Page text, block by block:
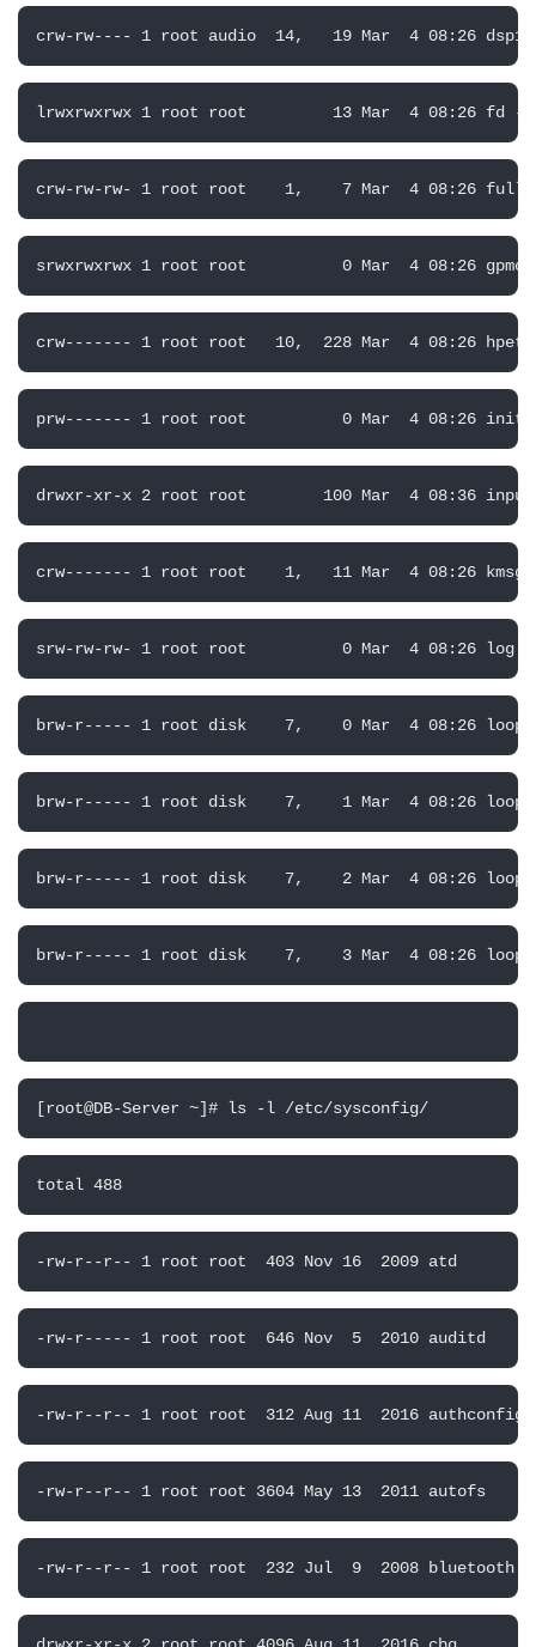
crw-rw---- 1 root audio  14,   19 Mar  4 08:26 dsp1
lrwxrwxrwx 1 root root         13 Mar  4 08:26 fd
crw-rw-rw- 1 root root    1,    7 Mar  4 08:26 full
srwxrwxrwx 1 root root          0 Mar  4 08:26
crw------- 1 root root   10,  228 Mar  4 08:26 hpet
prw------- 1 root root          0 Mar  4 08:26
drwxr-xr-x 2 root root        100 Mar  4 08:36 input
crw------- 1 root root    1,   11 Mar  4 08:26 kmsg
srw-rw-rw- 1 root root          0 Mar  4 08:26 log
brw-r----- 1 root disk    7,    0 Mar  4 08:26 loop0
brw-r----- 1 root disk    7,    1 Mar  4 08:26 loop1
brw-r----- 1 root disk    7,    2 Mar  4 08:26 loop2
brw-r----- 1 root disk    7,    3 Mar  4 08:26 loop3
[root@DB-Server ~]# ls -l /etc/sysconfig/
total 488
-rw-r--r-- 1 root root  403 Nov 16  2009 atd
-rw-r----- 1 root root  646 Nov  5  2010 auditd
-rw-r--r-- 1 root root  312 Aug 11  2016 authconfig
-rw-r--r-- 1 root root 3604 May 13  2011 autofs
-rw-r--r-- 1 root root  232 Jul  9  2008 bluetooth